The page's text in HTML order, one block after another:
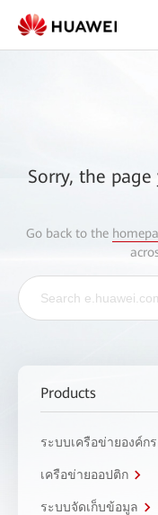
Sorry, the
Go back to the
Products
ระบบเครือข่ายองค์กร
เครือข่ายออปติก
ระบบจัดเก็บข้อมูล